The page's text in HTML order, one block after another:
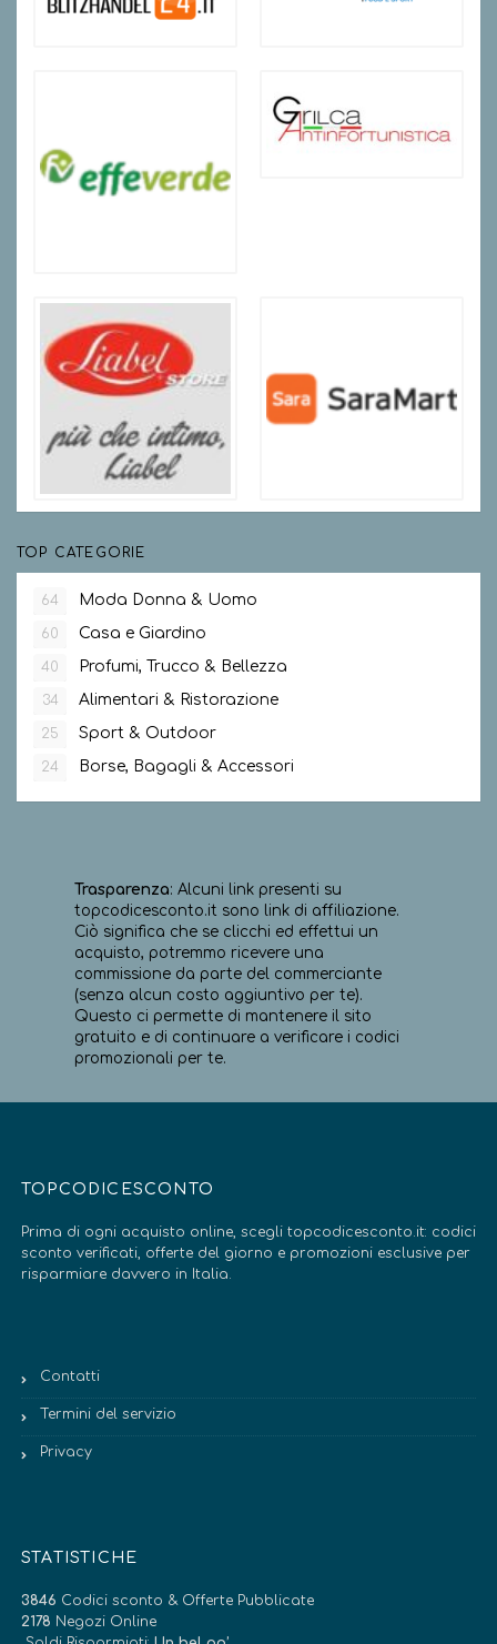
TOP CATEGORIE
64 Moda Donna & Uomo
60 Casa e Giardino
40 Profumi, Trucco & Bellezza
34 Alimentari & Ristorazione
25 Sport & Outdoor
24 Borse, Bagagli & Accessori
Trasparenza: Alcuni link presenti su
topcodicesconto.it sono link di affiliazione.
Ciò significa che se clicchi ed effettui un
acquisto, potremmo ricevere una
commissione da parte del commerciante
(senza alcun costo aggiuntivo per te).
Questo ci permette di mantenere il sito
gratuito e di continuare a verificare i codici
promozionali per te.
TOPCODICESCONTO
Prima di ogni acquisto online, scegli topcodicesconto.it: codici
sconto verificati, offerte del giorno e promozioni esclusive per
risparmiare davvero in Italia.
Contatti
Termini del servizio
Privacy
STATISTICHE
3846 Codici sconto & Offerte Pubblicate
2178 Negozi Online